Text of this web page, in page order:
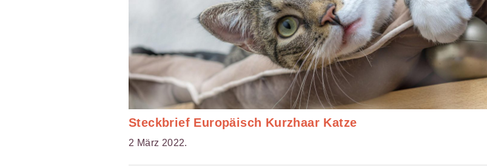
Steckbrief Europäisch Kurzhaar Katze
2 März 2022.